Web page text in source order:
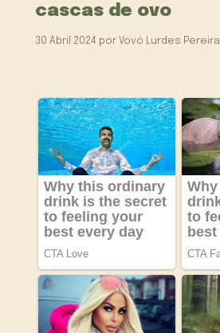
cascas de ovo
30 Abril 2024 por Vovó Lurdes Pereira